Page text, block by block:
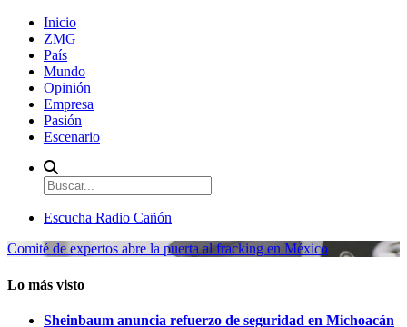
Inicio
ZMG
País
Mundo
Opinión
Empresa
Pasión
Escenario
Escucha Radio Cañón
Comité de expertos abre la puerta al fracking en México
Lo más visto
Sheinbaum anuncia refuerzo de seguridad en Michoacán